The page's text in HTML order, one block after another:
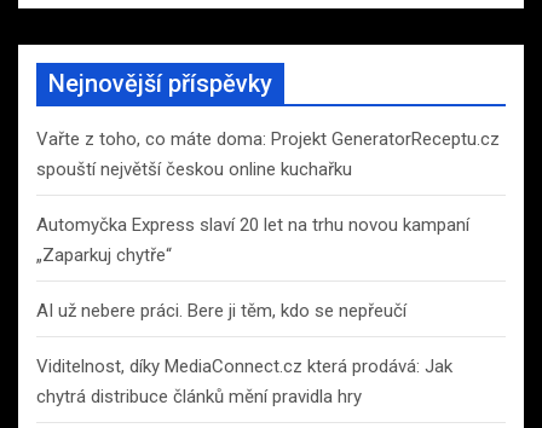
a
r
h
Nejnovější příspěvky
Vařte z toho, co máte doma: Projekt GeneratorReceptu.cz
spouští největší českou online kuchařku
Automyčka Express slaví 20 let na trhu novou kampaní
„Zaparkuj chytře“
AI už nebere práci. Bere ji těm, kdo se nepřeučí
Viditelnost, díky MediaConnect.cz která prodává: Jak
chytrá distribuce článků mění pravidla hry